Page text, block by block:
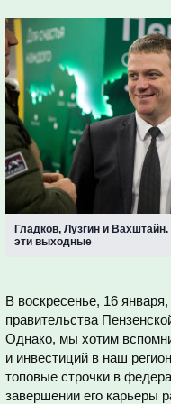
Гладков, Лузгин и
эти выходные
В воскресенье, 16
правительства
Однако, мы хотим
и инвестиций в наш
топовые строчки в
завершении его карьеры